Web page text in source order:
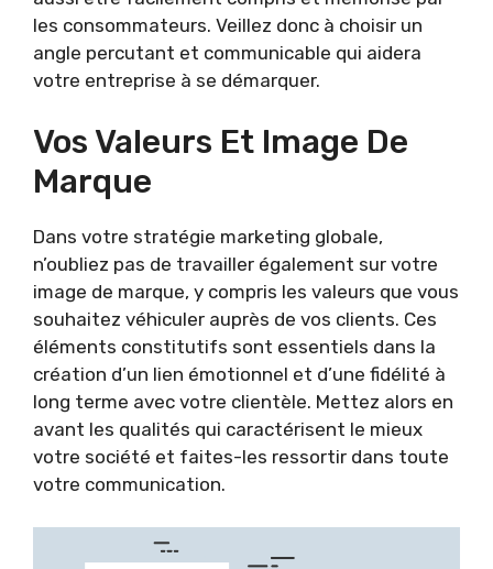
les consommateurs. Veillez donc à choisir un
angle percutant et communicable qui aidera
votre entreprise à se démarquer.
Vos Valeurs Et Image De
Marque
Dans votre stratégie marketing globale,
n’oubliez pas de travailler également sur votre
image de marque, y compris les valeurs que vous
souhaitez véhiculer auprès de vos clients. Ces
éléments constitutifs sont essentiels dans la
création d’un lien émotionnel et d’une fidélité à
long terme avec votre clientèle. Mettez alors en
avant les qualités qui caractérisent le mieux
votre société et faites-les ressortir dans toute
votre communication.